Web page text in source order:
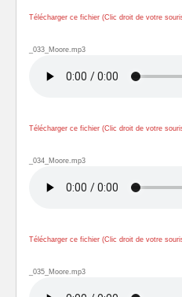
Télécharger ce fichier (Clic droit de votre
_033_Moore.mp3
Télécharger ce fichier (Clic droit de votre
_034_Moore.mp3
Télécharger ce fichier (Clic droit de votre
_035_Moore.mp3